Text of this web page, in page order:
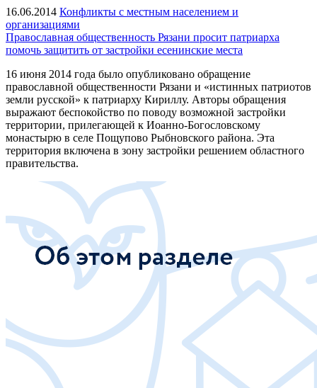
16.06.2014 Конфликты с местным населением и
организациями
Православная общественность Рязани просит патриарха
помочь защитить от застройки есенинские места
16 июня 2014 года было опубликовано обращение
православной общественности Рязани и «истинных патриотов
земли русской» к патриарху Кириллу. Авторы обращения
выражают беспокойство по поводу возможной застройки
территории, прилегающей к Иоанно-Богословскому
монастырю в селе Пощупово Рыбновского района. Эта
территория включена в зону застройки решением областного
правительства.